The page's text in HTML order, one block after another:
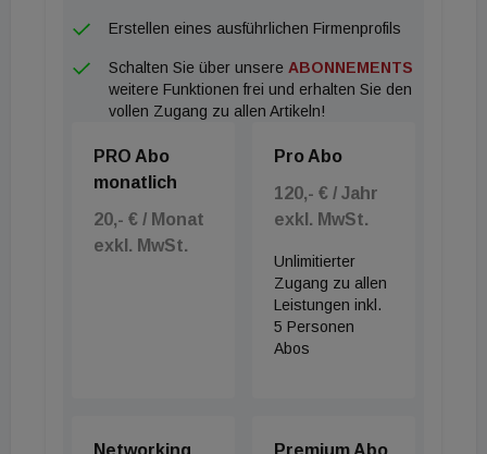
Erstellen eines ausführlichen Firmenprofils
Schalten Sie über unsere ABONNEMENTS
weitere Funktionen frei und erhalten Sie den
vollen Zugang zu allen Artikeln!
PRO Abo
monatlich
20,- € / Monat
exkl. MwSt.
Pro Abo
120,- € / Jahr
exkl. MwSt.
Unlimitierter
Zugang zu allen
Leistungen inkl.
5 Personen
Abos